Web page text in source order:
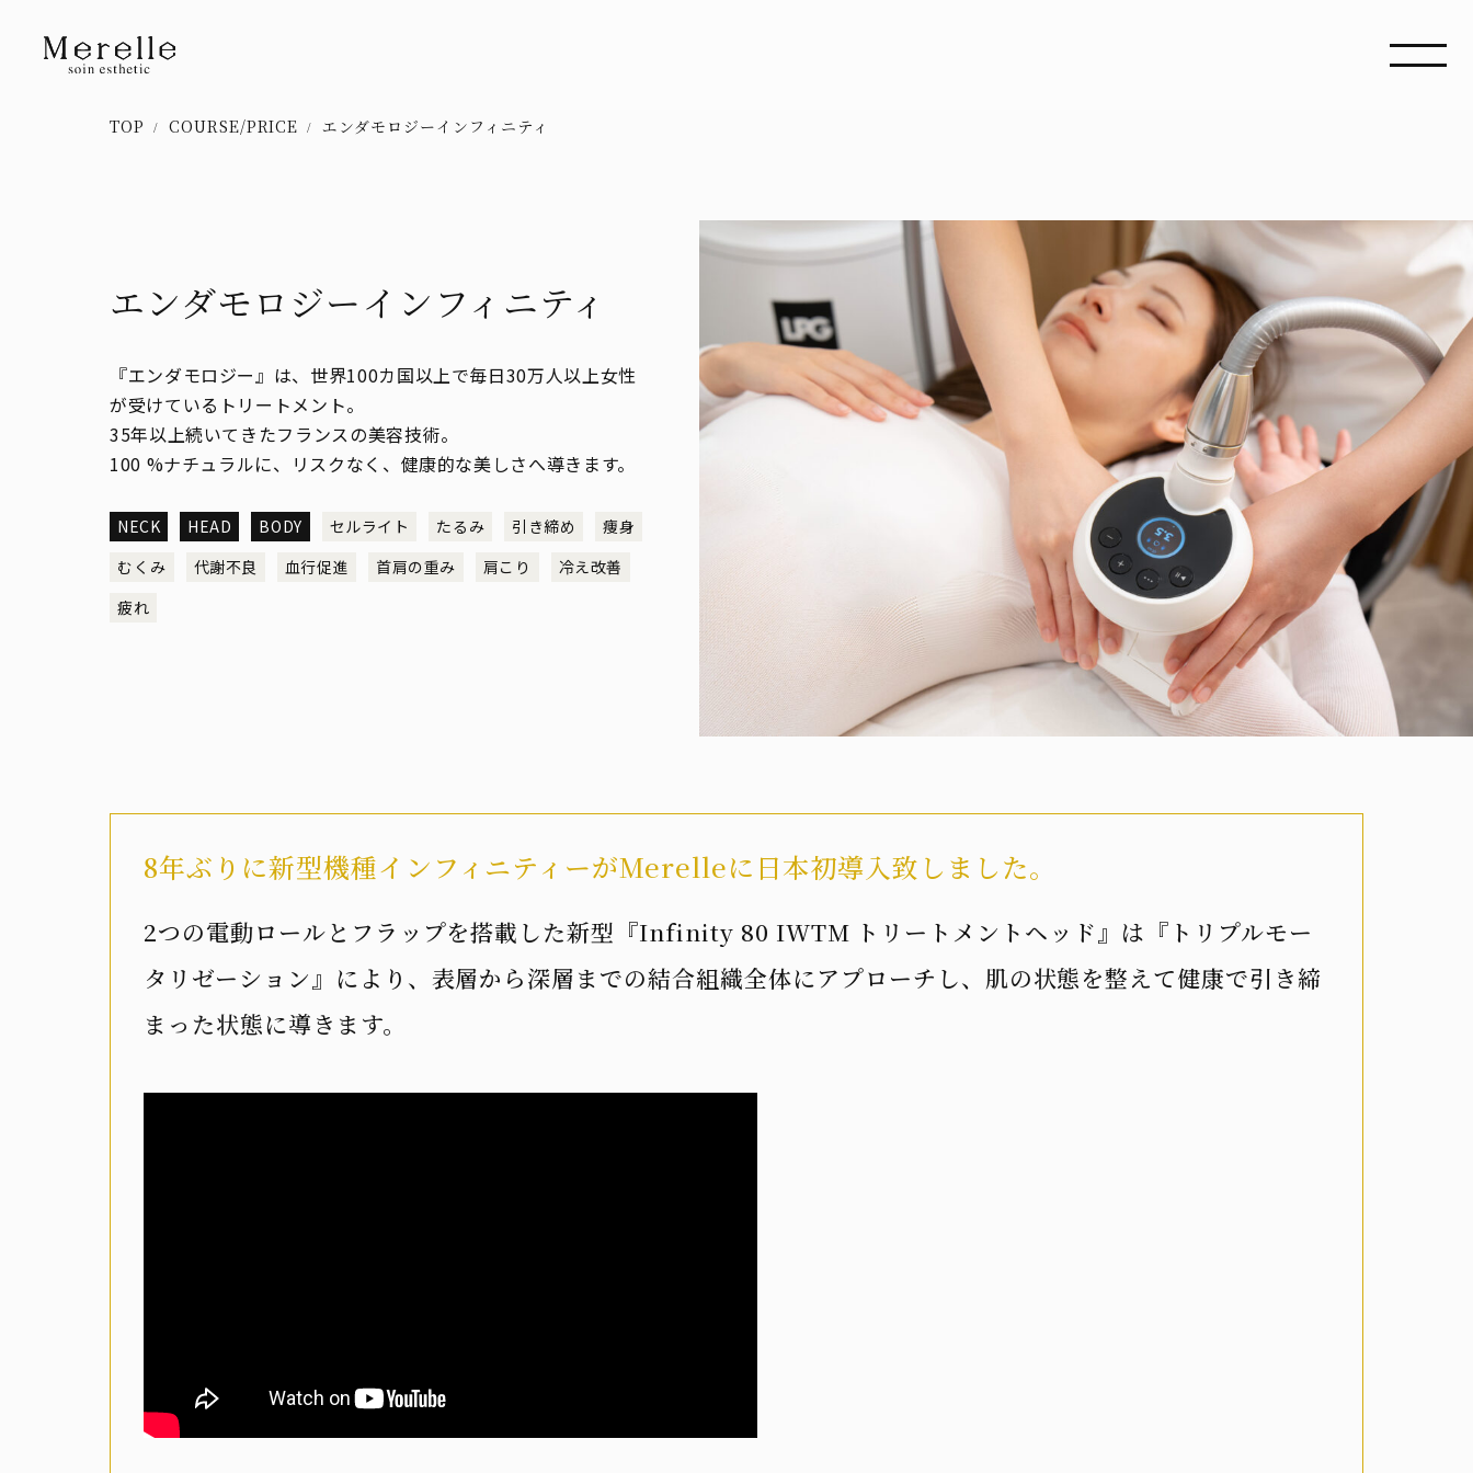
TOP COURSE/PRICE エンダモロジーインフィニティ
エンダモロジーインフィニティ
『エンダモロジー』は、世界100カ国以上で毎日30万人以上女性
が受けているトリートメント。
35年以上続いてきたフランスの美容技術。
100 %ナチュラルに、リスクなく、健康的な美しさへ導きます。
NECK HEAD BODY セルライト たるみ 引き締め
痩身
むくみ
代謝不良 血行促進 首肩の重み 肩こり
冷え改善
疲れ
8年ぶりに新型機種インフィニティーがMerelleに日本初導入致しました。
2つの電動ロールとフラップを搭載した新型『Infinity 80 IWTM トリートメントヘッド』は『トリプルモー
タリゼーション』により、表層から深層までの結合組織全体にアプローチし、肌の状態を整えて健康で引き締
まった状態に導きます。